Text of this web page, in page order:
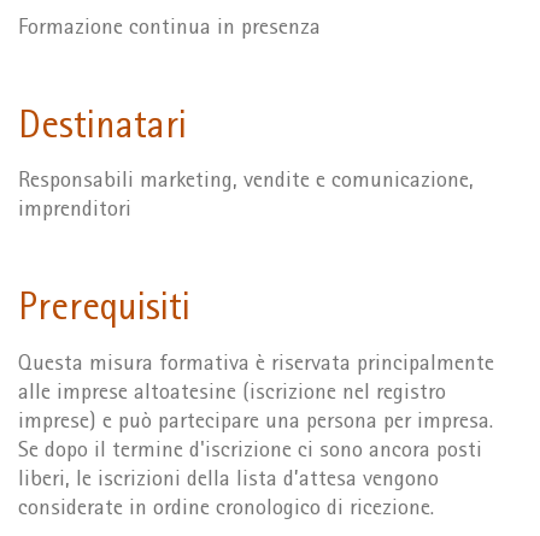
Formazione continua in presenza
Destinatari
Responsabili marketing, vendite e comunicazione,
imprenditori
Prerequisiti
Questa misura formativa è riservata principalmente
alle imprese altoatesine (iscrizione nel registro
imprese) e può partecipare una persona per impresa.
Se dopo il termine d'iscrizione ci sono ancora posti
liberi, le iscrizioni della lista d’attesa vengono
considerate in ordine cronologico di ricezione.